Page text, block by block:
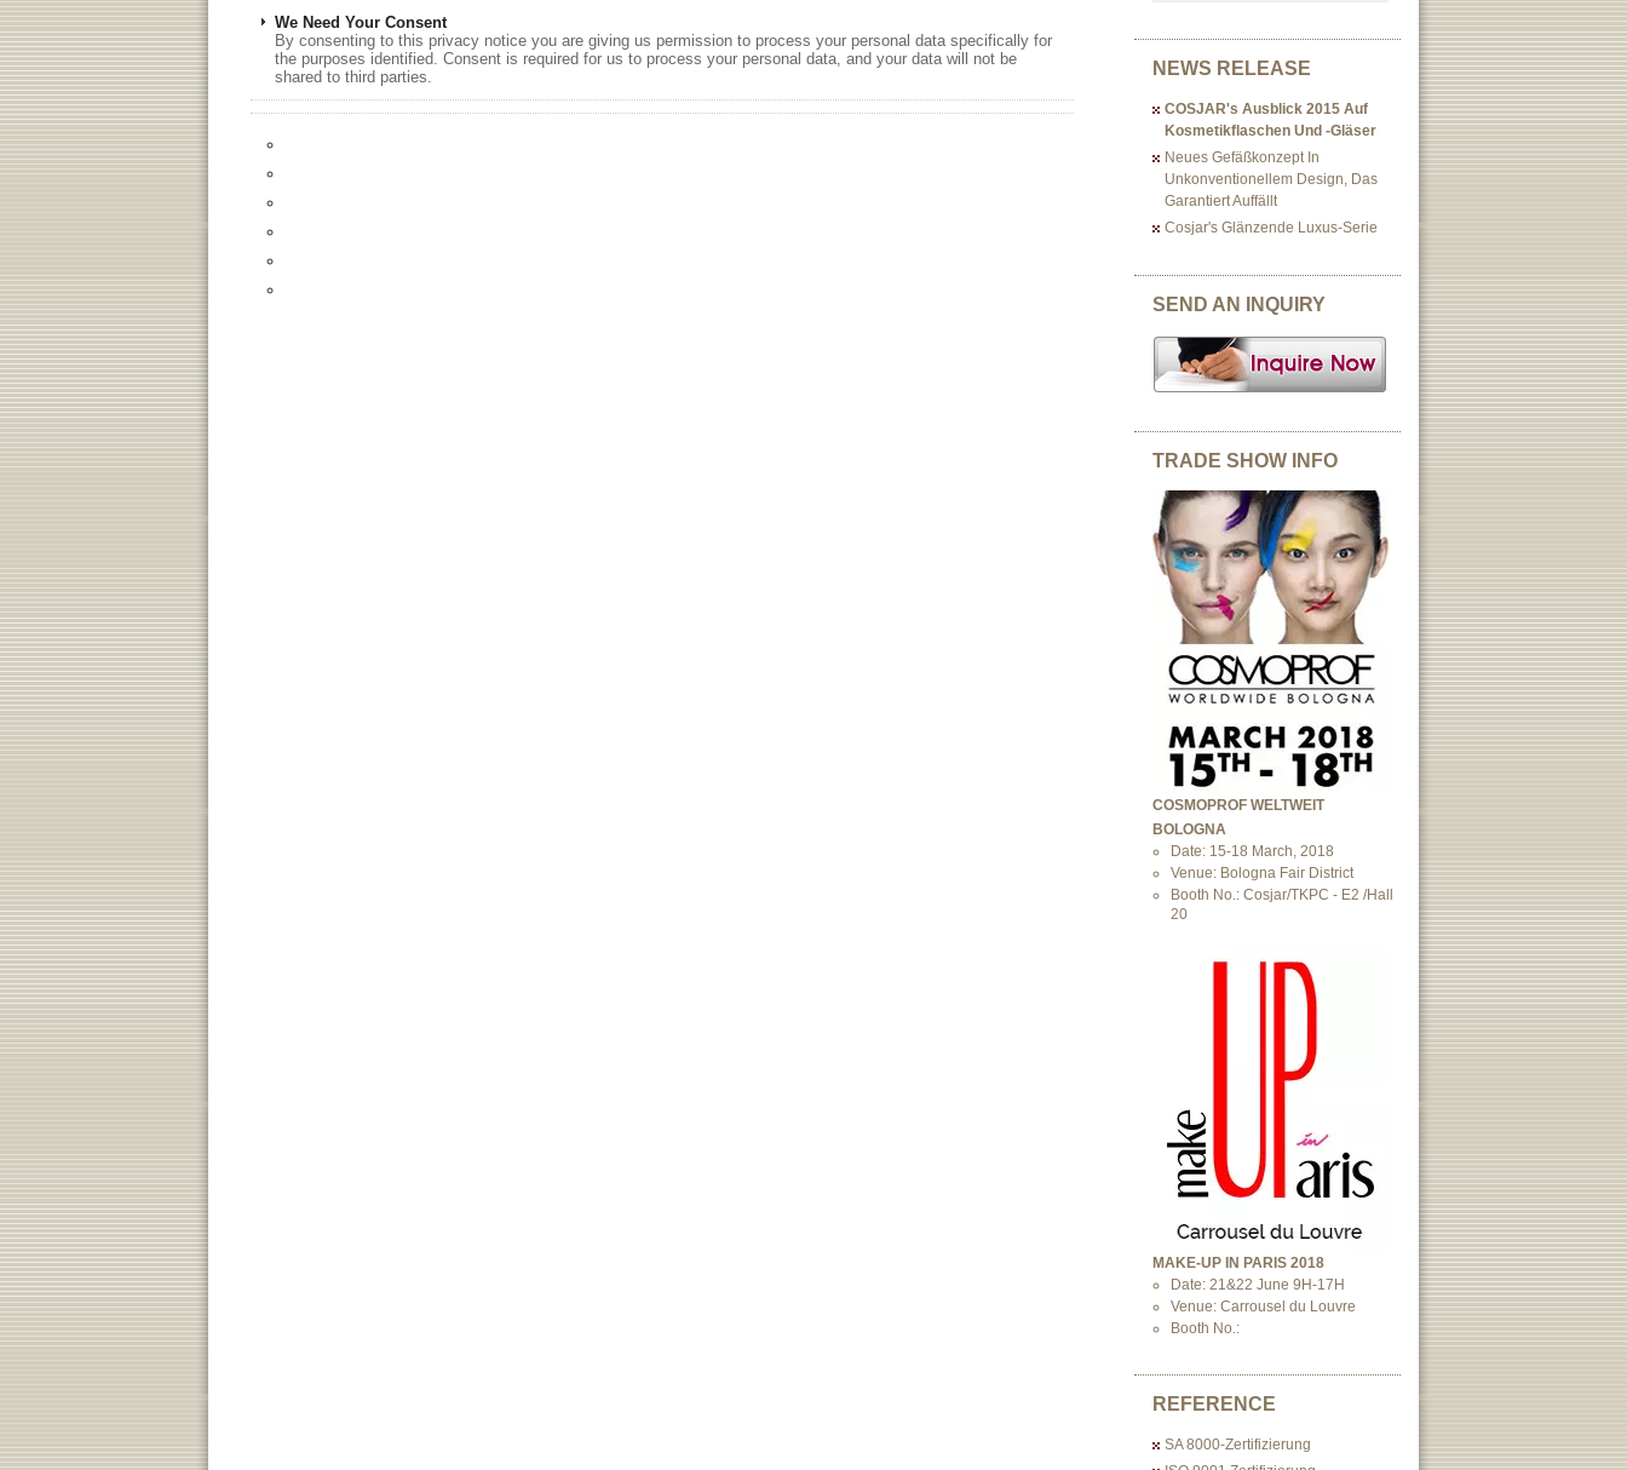
We Need Your Consent
By consenting to this privacy notice you are giving us permission to process your personal data specifically for
the purposes identified. Consent is required for us to process your personal data, and your data will not be
shared to third parties.
NEWS RELEASE
COSJAR's Ausblick 2015 Auf
Kosmetikflaschen Und -gläser
Neues Gefäßkonzept In
Unkonventionellem Design, Das
Garantiert Auffällt
Cosjar's Glänzende Luxus-Serie
SEND AN INQUIRY
TRADE SHOW INFO
COSMOPROF WELTWEIT
BOLOGNA
Date: 15-18 March, 2018
Venue: Bologna Fair District
Booth No.: Cosjar/TKPC - E2 /Hall
20
MAKE-UP IN PARIS 2018
Date: 21&22 June 9H-17H
Venue: Carrousel du Louvre
Booth No.:
REFERENCE
SA 8000-Zertifizierung